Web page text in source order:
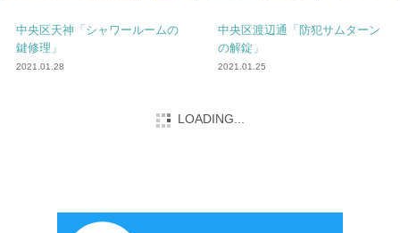
中央区天神「シャワールームの
鍵修理」
2021.01.28
中央区渡辺通「防犯サムターン
の解錠」
2021.01.25
LOADING...